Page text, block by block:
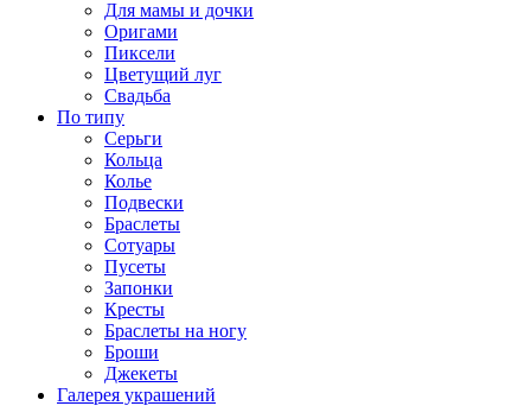
Для мамы и дочки
Оригами
Пиксели
Цветущий луг
Свадьба
По типу
Серьги
Кольца
Колье
Подвески
Браслеты
Сотуары
Пусеты
Запонки
Кресты
Браслеты на ногу
Броши
Джекеты
Галерея украшений